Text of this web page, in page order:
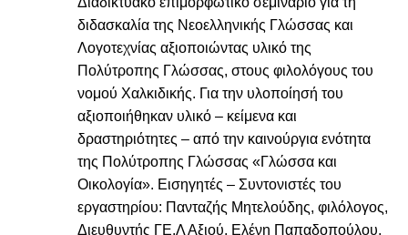
διδασκαλία της Νεοελληνικής Γλώσσας και
Λογοτεχνίας αξιοποιώντας υλικό της
Πολύτροπης Γλώσσας, στους φιλολόγους του
νομού Χαλκιδικής. Για την υλοποίησή του
αξιοποιήθηκαν υλικό – κείμενα και
δραστηριότητες – από την καινούργια ενότητα
της Πολύτροπης Γλώσσας «Γλώσσα και
Οικολογία». Εισηγητές – Συντονιστές του
εργαστηρίου: Πανταζής Μητελούδης, φιλόλογος,
Διευθυντής ΓΕ.Λ Αξιού. Ελένη Παπαδοπούλου,